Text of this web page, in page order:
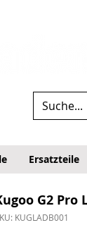
Ersatzteile
G2 Pro
KUGLADB001